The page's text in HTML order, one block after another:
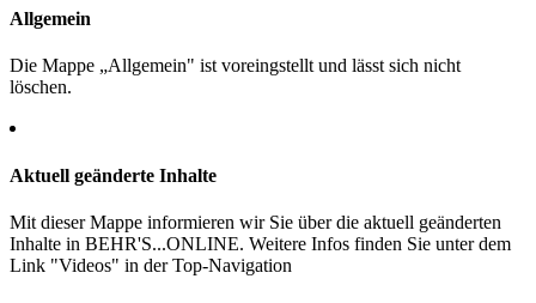
Allgemein
Die Mappe „Allgemein" ist voreingstellt und lässt sich nicht
löschen.
Aktuell geänderte Inhalte
Mit dieser Mappe informieren wir Sie über die aktuell geänderten
Inhalte in BEHR'S...ONLINE. Weitere Infos finden Sie unter dem
Link "Videos" in der Top-Navigation